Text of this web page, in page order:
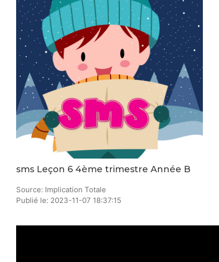
sms Leçon 6 4ème trimestre Année B
Source: Implication Totale
Publié le: 2023-11-07 18:37:15